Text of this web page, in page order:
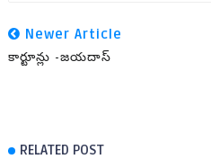
Newer Article
కార్టూన్లు -జయదాస్
RELATED POST